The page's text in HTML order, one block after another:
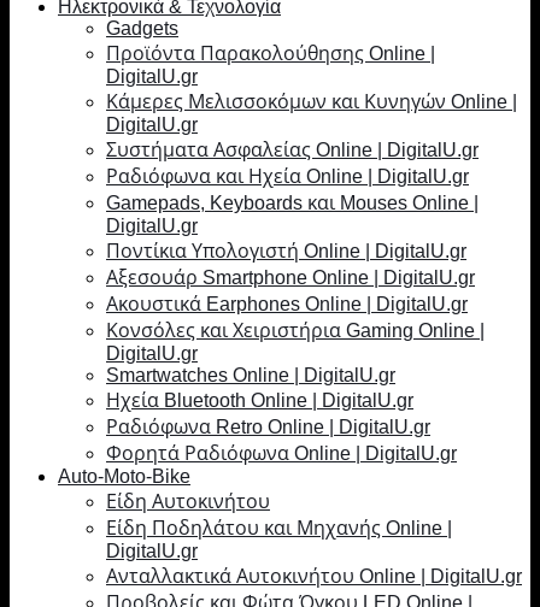
Ηλεκτρονικά & Τεχνολογία
Gadgets
Προϊόντα Παρακολούθησης Online |
DigitalU.gr
Κάμερες Μελισσοκόμων και Κυνηγών Online |
DigitalU.gr
Συστήματα Ασφαλείας Online | DigitalU.gr
Ραδιόφωνα και Ηχεία Online | DigitalU.gr
Gamepads, Keyboards και Mouses Online |
DigitalU.gr
Ποντίκια Υπολογιστή Online | DigitalU.gr
Αξεσουάρ Smartphone Online | DigitalU.gr
Ακουστικά Earphones Online | DigitalU.gr
Κονσόλες και Χειριστήρια Gaming Online |
DigitalU.gr
Smartwatches Online | DigitalU.gr
Ηχεία Bluetooth Online | DigitalU.gr
Ραδιόφωνα Retro Online | DigitalU.gr
Φορητά Ραδιόφωνα Online | DigitalU.gr
Auto-Moto-Bike
Είδη Αυτοκινήτου
Είδη Ποδηλάτου και Μηχανής Online |
DigitalU.gr
Ανταλλακτικά Αυτοκινήτου Online | DigitalU.gr